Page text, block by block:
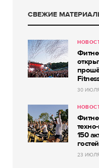
СВЕЖИЕ
30
150
23